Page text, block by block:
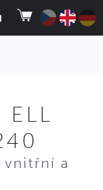
ELL
vnitřní a